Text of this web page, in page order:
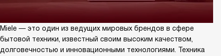
Miele — это один из ведущих мировых брендов в сфере
бытовой техники, известный своим высоким качеством,
долговечностью и инновационными технологиями. Техника